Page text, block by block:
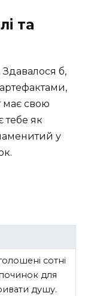
та
Здавалося б,
має свою
тебе як
у
сотні
для
душу.